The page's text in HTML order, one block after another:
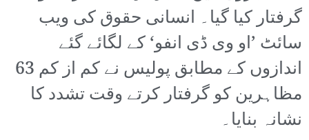
گرفتار کیا گیا۔ انسانی حقوق کی ویب
سائٹ ’او وی ڈی انفو‘ کے لگائے گئے
اندازوں کے مطابق پولیس نے کم از کم 63
مظاہرین کو گرفتار کرتے وقت تشدد کا
نشانہ بنایا۔